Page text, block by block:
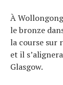
À
le bronze
la course sur
et il
Glasgow.